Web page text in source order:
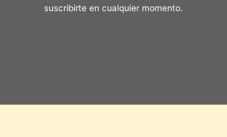
suscribirte en cualquier momento.